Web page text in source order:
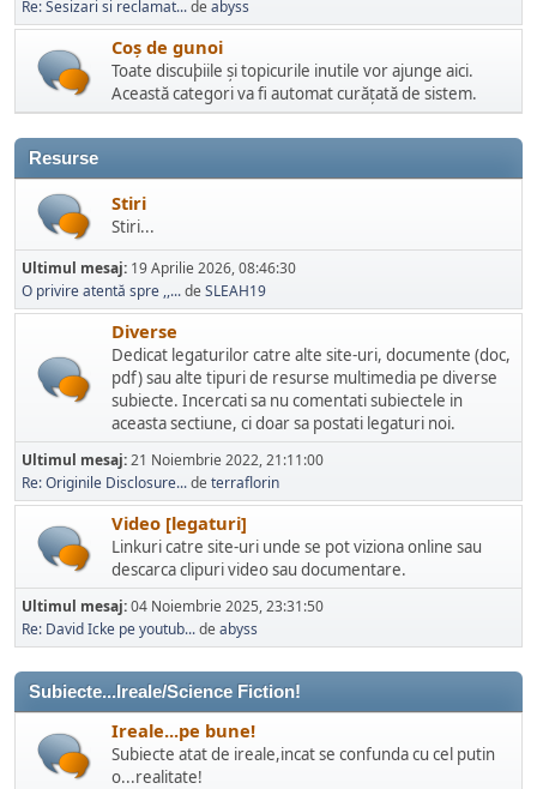
Re: Sesizari si reclamat...de abyss
Coș de gunoi
Toate discuþiile și topicurile inutile vor ajunge aici.
Această categori va fi automat curățată de sistem.
Resurse
Stiri
Stiri...
Ultimul mesaj: 19 Aprilie 2026, 08:46:30
O privire atentă spre ,,...de SLEAH19
Diverse
Dedicat legaturilor catre alte site-uri, documente (doc,
pdf) sau alte tipuri de resurse multimedia pe diverse
subiecte. Incercati sa nu comentati subiectele in
aceasta sectiune, ci doar sa postati legaturi noi.
Ultimul mesaj:21 Noiembrie 2022, 21:11:00
Re: Originile Disclosure...de terraflorin
Video [legaturi]
Linkuri catre site-uri unde se pot viziona online sau
descarca clipuri video sau documentare.
Ultimul mesaj:04 Noiembrie 2025, 23:31:50
Re: David Icke pe youtub...de abyss
Subiecte...Ireale/Science Fiction!
Ireale...pe bune!
Subiecte atat de ireale,incat se confunda cu cel putin
o...realitate!